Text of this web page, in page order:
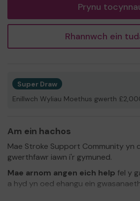
Prynu
Rhannwch ein
Super Draw
Am ein hachos
Mae Stroke Support Community yn
gwerthfawr iawn i'r gymuned.
Mae arnom angen eich help fel y
a hyd yn oed ehangu ein